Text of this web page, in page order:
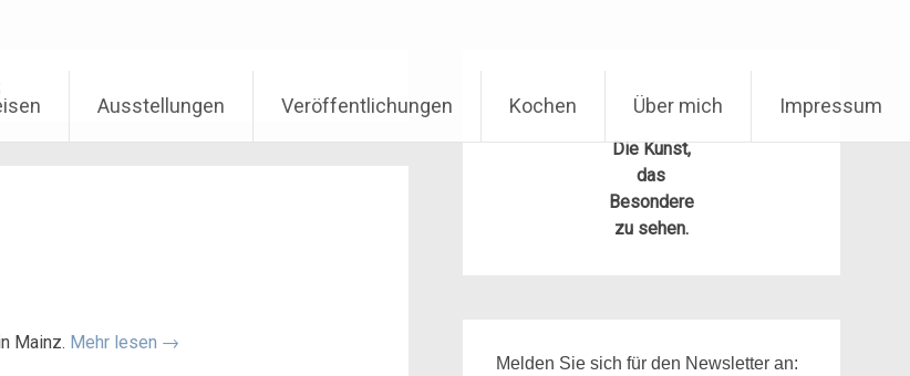
Ausstellungen Veröffentlichungen Kochen Über mich Impressum
Mainz. Mehr lesen →
Die Kunst,
das
Besondere
zu sehen.
Melden Sie sich für den Newsletter an: